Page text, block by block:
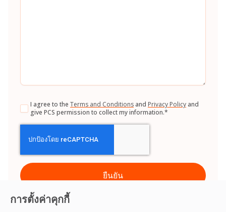
การตั้งค่าคุกกี้
Consent*
I agree to the Terms and Conditions and Privacy Policy and
give PCS permission to collect my information.*